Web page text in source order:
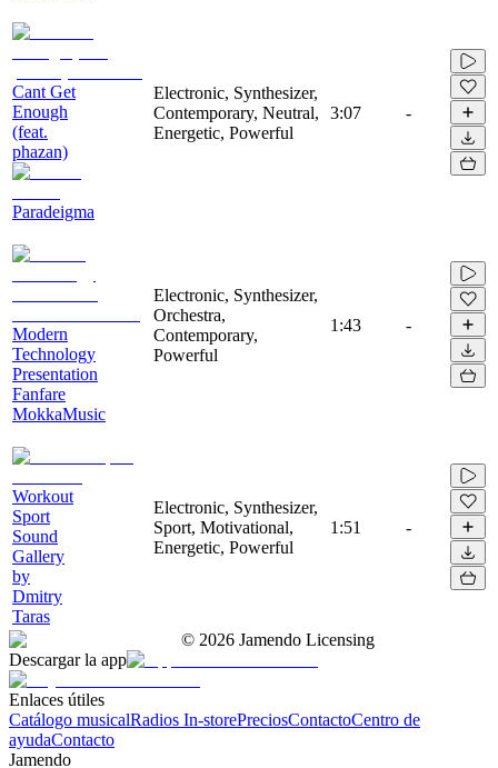
Cant Get
Enough
(feat.
phazan)
Paradeigma
Electronic, Synthesizer,
Contemporary, Neutral,
Energetic, Powerful
3:07 -
Modern
Technology
Presentation
Fanfare
MokkaMusic
Electronic, Synthesizer,
Orchestra,
Contemporary,
Powerful
1:43 -
Workout
Sport
Sound
Gallery
by
Dmitry
Taras
Electronic, Synthesizer,
Sport, Motivational,
Energetic, Powerful
1:51 -
© 2026 Jamendo Licensing
Descargar la app
Enlaces útiles
Catálogo musicalRadios In-storePreciosContactoCentro de
ayudaContacto
Jamendo